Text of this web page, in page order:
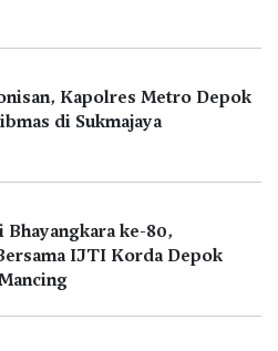
Kapolres Metro Depok
di Sukmajaya
ke-80,
IJTI Korda Depok